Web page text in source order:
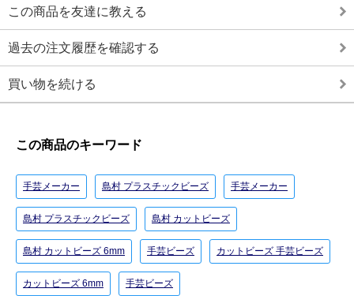
この商品を友達に教える
過去の注文履歴を確認する
買い物を続ける
この商品のキーワード
手芸メーカー 島村 プラスチックビーズ 手芸メーカー
島村 プラスチックビーズ 島村 カットビーズ
島村 カットビーズ 6mm 手芸ビーズ カットビーズ 手芸ビーズ
カットビーズ 6mm 手芸ビーズ